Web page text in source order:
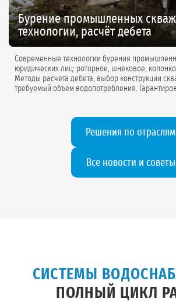
Бурение промышленных
технологии, расчёт дебета
Современные технологии бурения
юридических лиц: роторное, шнековое, колонковое бурение.
Методы расчёта дебета, выбор конструкции
требуемый объем водопотребления.
Решения по отраслям
Все новости и советы
СИСТЕМЫ
ПОЛНЫЙ ЦИКЛ